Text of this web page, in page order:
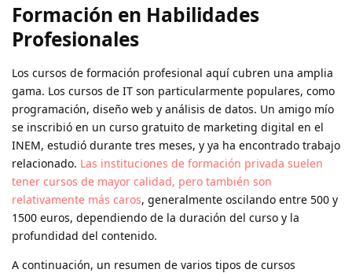
Formación en Habilidades
Profesionales
Los cursos de formación profesional aquí cubren una amplia
gama. Los cursos de IT son particularmente populares, como
programación, diseño web y análisis de datos. Un amigo mío
se inscribió en un curso gratuito de marketing digital en el
INEM, estudió durante tres meses, y ya ha encontrado trabajo
relacionado. Las instituciones de formación privada suelen
tener cursos de mayor calidad, pero también son
relativamente más caros, generalmente oscilando entre 500 y
1500 euros, dependiendo de la duración del curso y la
profundidad del contenido.
A continuación, un resumen de varios tipos de cursos